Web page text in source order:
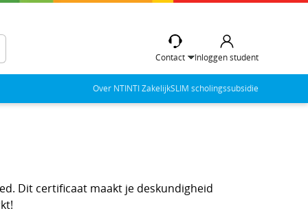
Contact Inloggen student
Over NTINTI ZakelijkSLIM scholingssubsidie
Dit certificaat maakt je deskundigheid